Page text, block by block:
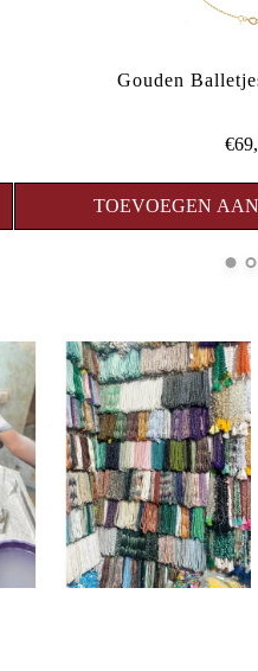
Gouden
TOEVOEGEN